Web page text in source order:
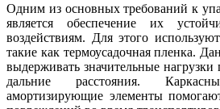
Одним из основных требований к
является обеспечение их
воздействиям. Для этого
такие как термоусадочная пленка.
выдерживать значительные нагрузки
дальние расстояния.
амортизирующие элементы